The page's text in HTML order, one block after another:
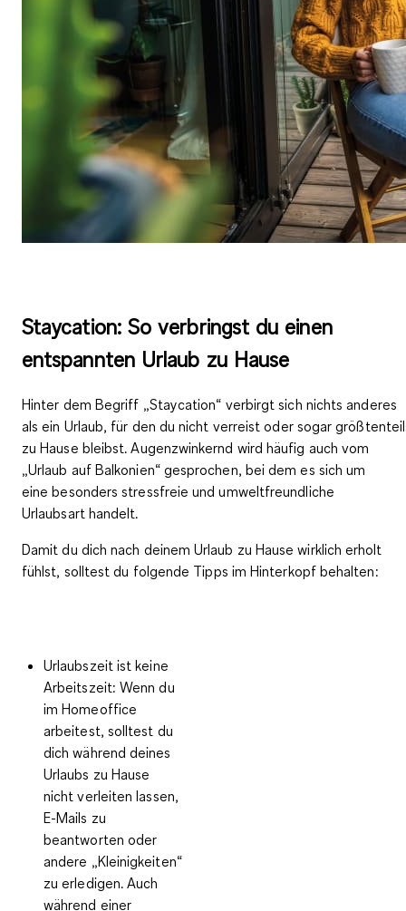
Staycation: So verbringst du einen
entspannten Urlaub zu Hause
Hinter dem Begriff „Staycation“ verbirgt sich nichts anderes
als ein Urlaub, für den du nicht verreist oder sogar
zu Hause bleibst. Augenzwinkernd wird häufig auch vom
„Urlaub auf Balkonien“ gesprochen, bei dem es sich um
einebesonders stressfreie und umweltfreundliche
Urlaubsart handelt.
Damit du dich nach deinem Urlaub zu Hause wirklich erholt
fühlst, solltest du folgende Tipps im Hinterkopf behalten:
Urlaubszeit ist keine
Arbeitszeit:Wenn du
im Homeoffice
arbeitest, solltest du
dich während deines
Urlaubs zu Hause
nicht verleiten lassen,
E-Mails zu
beantworten oder
andere „Kleinigkeiten“
zu erledigen. Auch
während einer